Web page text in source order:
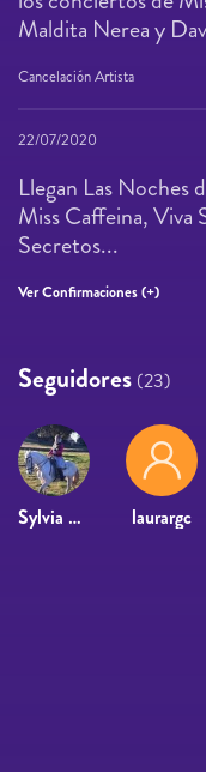
Maldita Nerea y
Cancelación Artista
22/07/2020
Llegan Las Noches
Miss Caffeina, Viva
Secretos...
Ver Confirmaciones (+)
Seguidores (23)
Sylvia Mellidez Blanco laurargc